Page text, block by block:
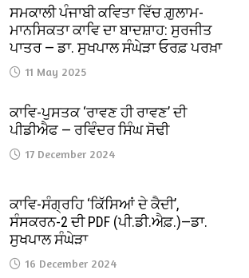
ਸਮਕਾਲੀ ਪੰਜਾਬੀ ਕਵਿਤਾ ਵਿੱਚ ਗ਼ੁਲਾਮ-
ਮਾਨਸਿਕਤਾ ਕਾਵਿ ਦਾ ਬਾਦਸ਼ਾਹ: ਸੁਰਜੀਤ
ਪਾਤਰ — ਡਾ. ਸੁਖਪਾਲ ਸੰਘੇੜਾ ਓਰਫ਼ ਪਰਖ਼ਾ
11 May 2025
ਕਾਵਿ-ਪੁਸਤਕ ‘ਰਾਵਣ ਹੀ ਰਾਵਣ’ ਦੀ
ਪੀਡੀਐਫ — ਰਵਿੰਦਰ ਸਿੰਘ ਸੋਢੀ
17 December 2024
ਕਾਵਿ-ਸੰਗ੍ਰਹਿ ‘ਕਿੱਸਿਆਂ ਦੇ ਕੈਦੀ’,
ਸੰਸਕਰਨ-2 ਦੀ PDF (ਪੀ.ਡੀ.ਐਫ਼.)—ਡਾ.
ਸੁਖਪਾਲ ਸੰਘੇੜਾ
16 December 2024